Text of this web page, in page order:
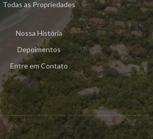
Todas as Propriedades
Nossa História
Depoimentos
Entre em Contato